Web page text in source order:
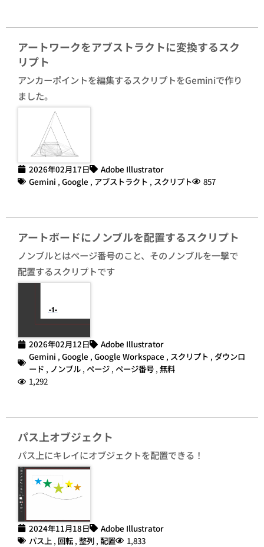
アートワークをアブストラクトに変換するスク
リプト
アンカーポイントを編集するスクリプトをGeminiで作り
ました。
2026年02月17日
Adobe Illustrator
Gemini , Google , アブストラクト , スクリプト 857
アートボードにノンブルを配置するスクリプト
ノンブルとはページ番号のこと、そのノンブルを一撃で
配置するスクリプトです
2026年02月12日
Adobe Illustrator
Gemini , Google , Google Workspace , スクリプト , ダウンロ
ード , ノンブル , ページ , ページ番号 , 無料
1,292
パス上オブジェクト
パス上にキレイにオブジェクトを配置できる！
2024年11月18日
Adobe Illustrator
パス上 , 回転 , 整列 , 配置 1,833